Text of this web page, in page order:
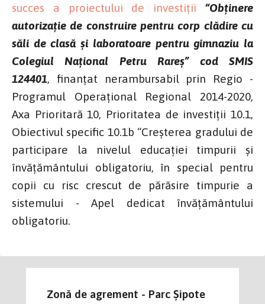
succes a proiectului de investiții
“Obținere
autorizație de construire pentru corp clădire cu
săli de clasă și laboratoare pentru gimnaziu la
Colegiul Național Petru Rareș” cod SMIS
124401, finanțat nerambursabil prin Regio -
Programul Operațional Regional 2014-2020,
Axa Prioritară 10, Prioritatea de investiții 10.1,
Obiectivul specific 10.1b “Creșterea gradului de
participare la nivelul educației timpurii și
învățământului obligatoriu, în special pentru
copii cu risc crescut de părăsire timpurie a
sistemului - Apel dedicat învățământului
obligatoriu.
Zonă de agrement - Parc Șipote